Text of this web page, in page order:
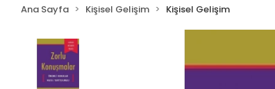
Ana Sayfa Kişisel Gelişim Kişisel Gelişim